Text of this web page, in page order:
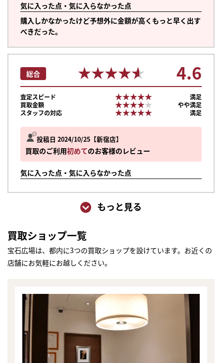
気に入った点・気に入らなかった点
購入しかなかったけど予想外に金額が高くもっと早く出す
べきだった。
投稿日 2024/10/25 新宿店
買取のご利用初めてのお客様のレビュー
気に入った点・気に入らなかった点
総合 ★★★★★
★★★★★ 4.6
査定スピード ★★★★★
★★★★★
満足
買取金額
★★★★★
★★★★★
やや満足
スタッフの対応
★★★★★
★★★★★ 満足
もっと見る
買取ショップ一覧
宝石広場は、都内に3つの買取ショップを設けています。お近くの
店舗にお気軽にお越しください。
かんたん30秒でお試し査定